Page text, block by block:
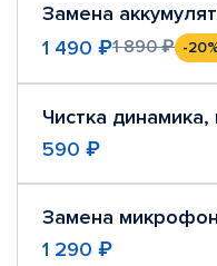
Замена
1 490 ₽1 890 ₽ -
Чистка
590 ₽
Замена
1 290 ₽